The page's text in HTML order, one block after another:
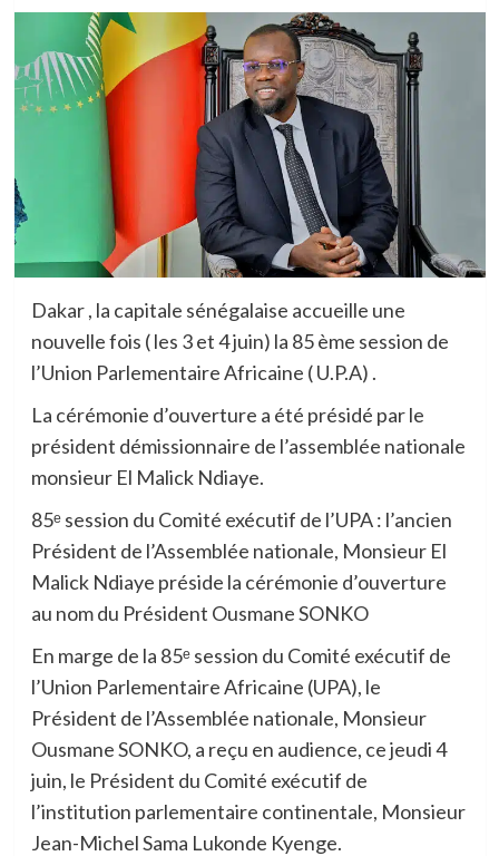
Dakar , la capitale sénégalaise accueille une
nouvelle fois ( les 3 et 4 juin) la 85 ème session de
l’Union Parlementaire Africaine ( U.P.A) .
La cérémonie d’ouverture a été présidé par le
président démissionnaire de l’assemblée nationale
monsieur El Malick Ndiaye.
85ᵉsession du Comité exécutif de l’UPA : l’ancien
Président de l’Assemblée nationale, Monsieur El
Malick Ndiaye préside la cérémonie d’ouverture
au nom du Président Ousmane SONKO
En marge de la 85ᵉsession du Comité exécutif de
l’Union Parlementaire Africaine (UPA), le
Président de l’Assemblée nationale, Monsieur
Ousmane SONKO, a reçu en audience, ce jeudi 4
juin, le Président du Comité exécutif de
l’institution parlementaire continentale, Monsieur
Jean-Michel Sama Lukonde Kyenge.